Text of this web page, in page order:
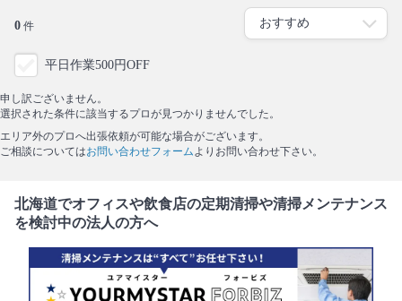
0 件
平日作業500円OFF
申し訳ございません。
選択された条件に該当するプロが見つかりませんでした。
エリア外のプロへ出張依頼が可能な場合がございます。
ご相談についてはお問い合わせフォーム よりお問い合わせ下さい。
北海道でオフィスや飲食店の定期清掃や清掃メンテナンス
を検討中の法人の方へ